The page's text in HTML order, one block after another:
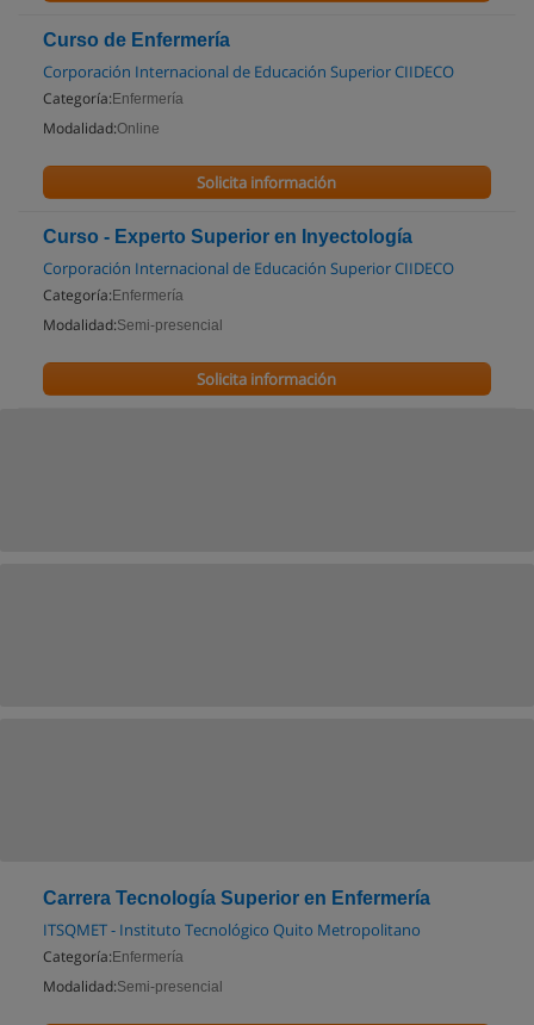
Curso de Enfermería
Corporación Internacional de Educación Superior CIIDECO
Categoría: Enfermería
Modalidad:Online
Solicita información
Curso - Experto Superior en Inyectología
Corporación Internacional de Educación Superior CIIDECO
Categoría: Enfermería
Modalidad:Semi-presencial
Solicita información
Carrera Tecnología Superior en Enfermería
ITSQMET - Instituto Tecnológico Quito Metropolitano
Categoría: Enfermería
Modalidad:Semi-presencial